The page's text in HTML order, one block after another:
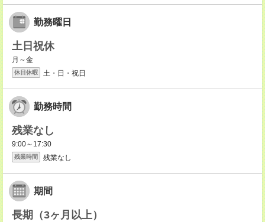
勤務曜日
土日祝休
月～金
休日休暇 土・日・祝日
勤務時間
残業なし
9:00～17:30
残業時間 残業なし
期間
長期（3ヶ月以上）